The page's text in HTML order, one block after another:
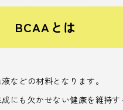
BCAAとは
などの材料となります。
にも欠かせない健康を維持す